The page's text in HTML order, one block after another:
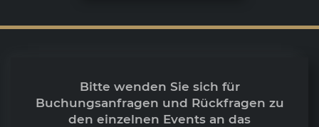
Bitte wenden Sie sich für
Buchungsanfragen und Rückfragen zu
den einzelnen Events an das